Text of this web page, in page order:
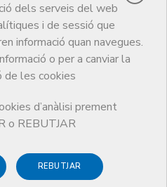
dels serveis del web
i de sessió que
informació quan navegues.
o per a canviar la
de les cookies
d’anàlisi prement
o REBUTJAR
REBUTJAR
Novetats legislatives
les darreres novetats